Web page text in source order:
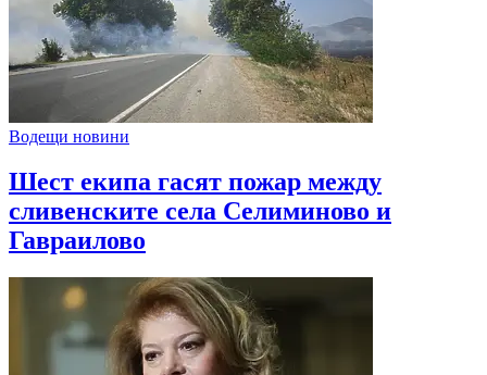
Водещи новини
Шест екипа гасят пожар между
сливенските села Селиминово и
Гавраилово